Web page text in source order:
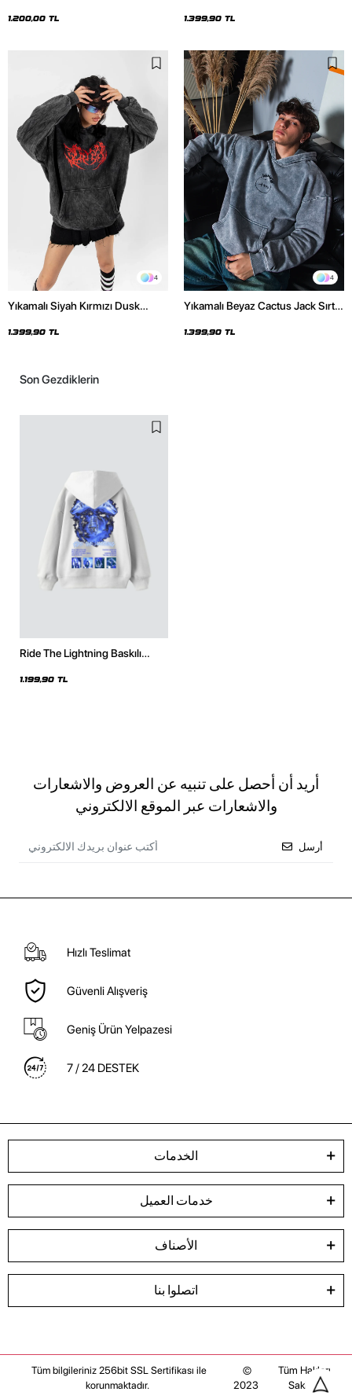
1.200,00 TL 1.399,90 TL
4
Yıkamalı Siyah Kırmızı Dusk
1.399,90 TL
4
Yıkamalı Beyaz Cactus Jack Sırt
1.399,90 TL
Son Gezdiklerin
Ride The Lightning Baskılı
1.199,90 TL
أريد أن أحصل على تنبيه عن العروض والاشعارات
والاشعارات عبر الموقع الالكتروني
أرسل
Hızlı Teslimat
Güvenli Alışveriş
Geniş Ürün Yelpazesi
7 / 24 DESTEK
الخدمات
خدمات العميل
الأصناف
اتصلوا بنا
Tüm bilgileriniz 256bit SSL Sertifikası ile
korunmaktadır.
©
2023
Tüm Hakları
Saklıdır